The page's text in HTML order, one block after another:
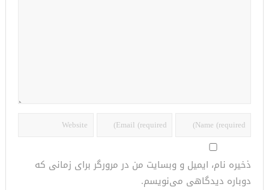
ذخیره نام، ایمیل و وبسایت من در مرورگر برای زمانی که
دوباره دیدگاهی می‌نویسم.